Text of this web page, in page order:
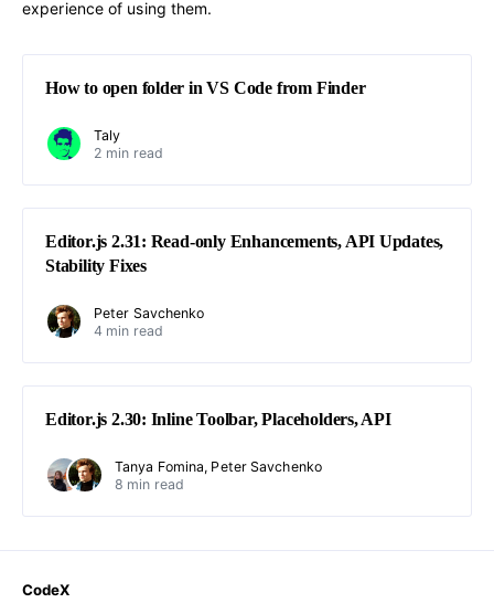
experience of using them.
How to open folder in VS Code from Finder
Taly
2 min read
Editor.js 2.31: Read-only Enhancements, API Updates,
Stability Fixes
Peter Savchenko
4 min read
Editor.js 2.30: Inline Toolbar, Placeholders, API
Tanya Fomina Peter Savchenko
8 min read
CodeX